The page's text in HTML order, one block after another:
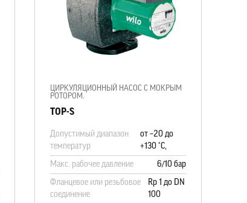
ЦИРКУЛЯЦИОННЫЙ НАСОС С МОКРЫМ
РОТОРОМ.
TOP-S
Допустимый диапазон
температур
от –20 до
+130 °C,
Макс. рабочее давление
6/10 бар
Фланцевое или резьбовое
соединение
Rp 1 до DN
100